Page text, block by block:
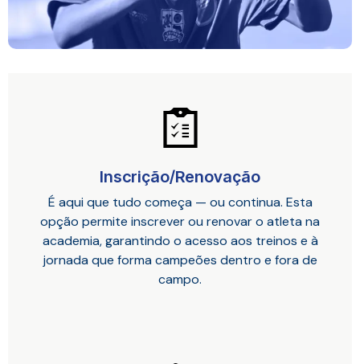
Inscrição/Renovação
É aqui que tudo começa — ou continua. Esta
opção permite inscrever ou renovar o atleta na
academia, garantindo o acesso aos treinos e à
jornada que forma campeões dentro e fora de
campo.